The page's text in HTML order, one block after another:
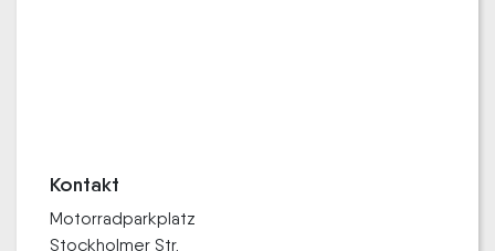
Kontakt
Motorradparkplatz
Stockholmer Str.